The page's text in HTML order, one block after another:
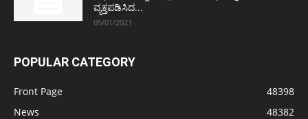
ವ್ಯಕ್ತಪಡಿಸಿದ...
05/01/2021
POPULAR CATEGORY
Front Page
48398
News
48382